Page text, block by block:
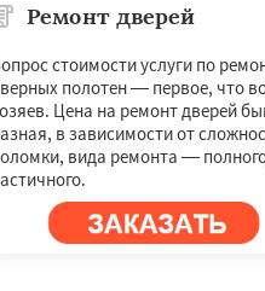
Ремонт дверей
стоимости услуги по
полотен — первое, что
Цена на ремонт дверей
в зависимости от
вида ремонта —